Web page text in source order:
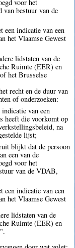
voor het
van bestuur van de
een indicatie van een
het Vlaamse Gewest
lidstaten van de
Ruimte (EER) en
het Brusselse
recht en de duur van
of onderzoeken:
van een
heeft die voorkomt op
na
lijst;
blijkt dat de persoon
een van de
voor het
van de VDAB,
een indicatie van een
het Vlaamse Gewest
lidstaten van de
Ruimte (EER) en